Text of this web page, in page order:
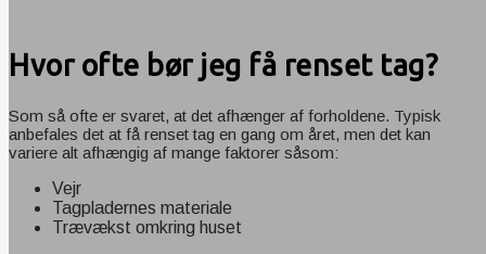
Hvor ofte bør jeg få renset tag?
Som så ofte er svaret, at det afhænger af forholdene. Typisk
anbefales det at få renset tag en gang om året, men det kan
variere alt afhængig af mange faktorer såsom:
Vejr
Tagpladernes materiale
Trævækst omkring huset